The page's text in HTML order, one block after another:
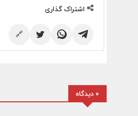
اشتراک گذاری
🔗
0 دیدگاه